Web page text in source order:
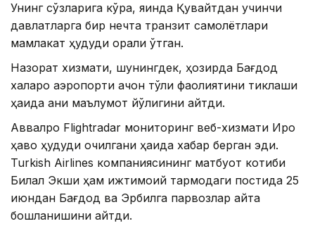
Унинг сўзларига кўра, яқинда Қувайтдан учинчи
давлатларга бир нечта транзит самолётлари
мамлакат ҳудуди орқали ўтган.
Назорат хизмати, шунингдек, ҳозирда Бағдод
халқаро аэропорти қачон тўлиқ фаолиятини тиклаши
ҳақида аниқ маълумот йўқлигини айтди.
Аввалроқ Flightradar мониторинг веб-хизмати Ироқ
ҳаво ҳудуди очилгани ҳақида хабар берган эди.
Turkish Airlines компаниясининг матбуот котиби
Билал Экши ҳам ижтимоий тармоқдаги постида 25
июндан Бағдод ва Эрбилга парвозлар қайта
бошланишини айтди.